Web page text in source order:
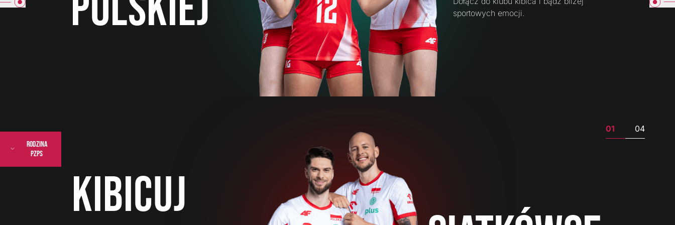
sportowych emocji.
kibicuj
01 04
rodzina
pzps